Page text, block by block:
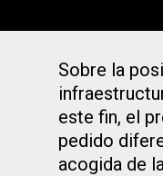
Sobre la
este fin, el
pedido
acogida de